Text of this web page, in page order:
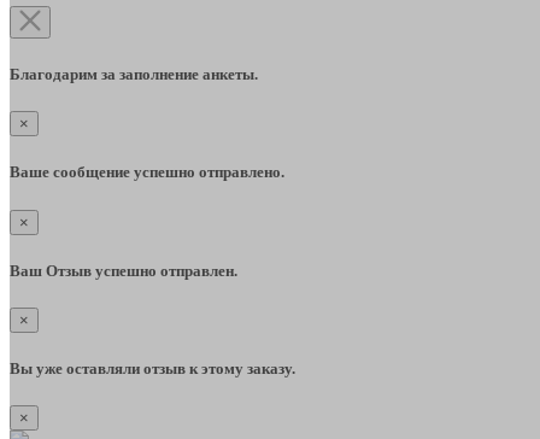
Благодарим за заполнение анкеты.
×
Ваше сообщение успешно отправлено.
×
Ваш Отзыв успешно отправлен.
×
Вы уже оставляли отзыв к этому заказу.
×